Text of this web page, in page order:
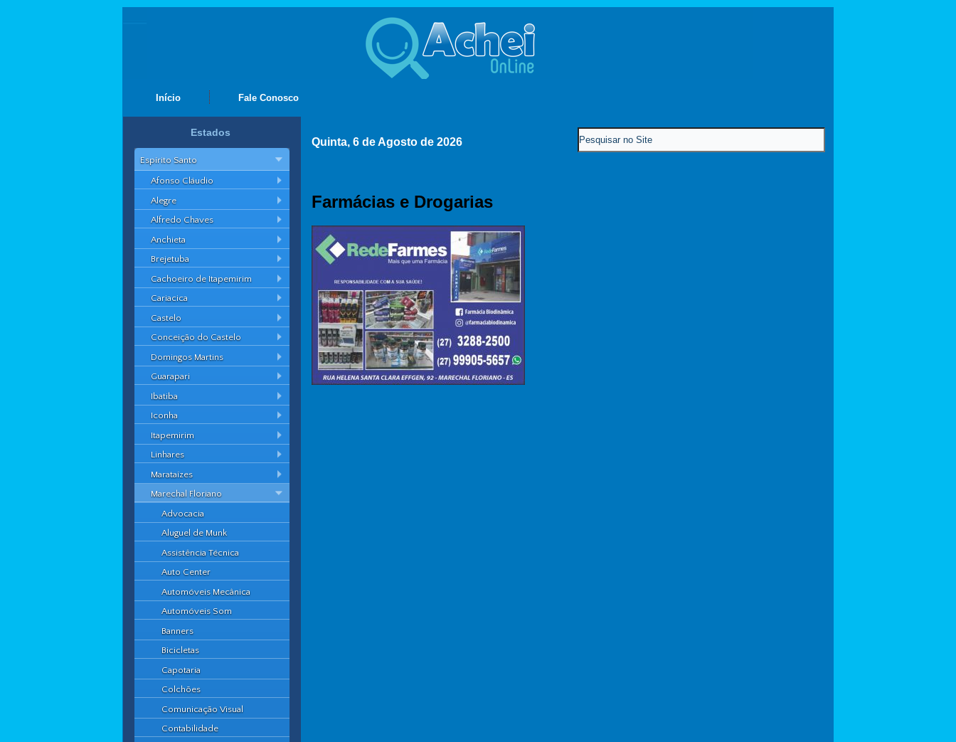
Início Fale Conosco
Estados
Espírito Santo
Afonso Cláudio
Alegre
Alfredo Chaves
Anchieta
Brejetuba
Cachoeiro de Itapemirim
Cariacica
Castelo
Conceição do Castelo
Domingos Martins
Guarapari
Ibatiba
Iconha
Itapemirim
Linhares
Marataízes
Marechal Floriano
Advocacia
Aluguel de Munk
Assistência Técnica
Auto Center
Automóveis Mecânica
Automóveis Som
Banners
Bicicletas
Capotaria
Colchões
Comunicação Visual
Contabilidade
Quinta, 6 de Agosto de 2026
Farmácias e Drogarias